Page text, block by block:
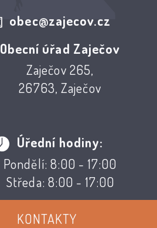
obec@zajecov.cz
Obecní úřad Zaječov
Zaječov 265,
26763, Zaječov
Úřední hodiny:
Pondělí: 8:00 - 17:00
Středa: 8:00 - 17:00
KONTAKTY